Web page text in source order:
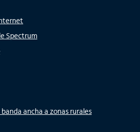
Spectrum
ancha a zonas rurales